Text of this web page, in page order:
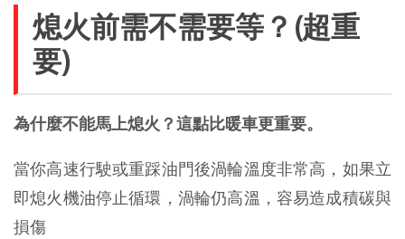
熄火前需不需要等？(超重
要)
為什麼不能馬上熄火？這點比暖車更重要。
當你高速行駛或重踩油門後渦輪溫度非常高，如果立
即熄火機油停止循環，渦輪仍高溫，容易造成積碳與
損傷